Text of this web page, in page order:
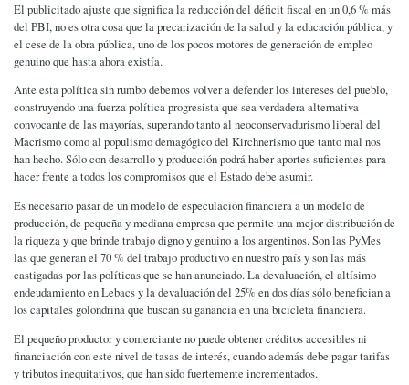
El publicitado ajuste que significa la reducción del déficit fiscal en un 0,6 % más
del PBI, no es otra cosa que la precarización de la salud y la educación pública, y
el cese de la obra pública, uno de los pocos motores de generación de empleo
genuino que hasta ahora existía.
Ante esta política sin rumbo debemos volver a defender los intereses del pueblo,
construyendo una fuerza política progresista que sea verdadera alternativa
convocante de las mayorías, superando tanto al neoconservadurismo liberal del
Macrismo como al populismo demagógico del Kirchnerismo que tanto mal nos
han hecho. Sólo con desarrollo y producción podrá haber aportes suficientes para
hacer frente a todos los compromisos que el Estado debe asumir.
Es necesario pasar de un modelo de especulación financiera a un modelo de
producción, de pequeña y mediana empresa que permite una mejor distribución de
la riqueza y que brinde trabajo digno y genuino a los argentinos. Son las PyMes
las que generan el 70 % del trabajo productivo en nuestro país y son las más
castigadas por las políticas que se han anunciado. La devaluación, el altísimo
endeudamiento en Lebacs y la devaluación del 25% en dos días sólo benefician a
los capitales golondrina que buscan su ganancia en una bicicleta financiera.
El pequeño productor y comerciante no puede obtener créditos accesibles ni
financiación con este nivel de tasas de interés, cuando además debe pagar tarifas
y tributos inequitativos, que han sido fuertemente incrementados.